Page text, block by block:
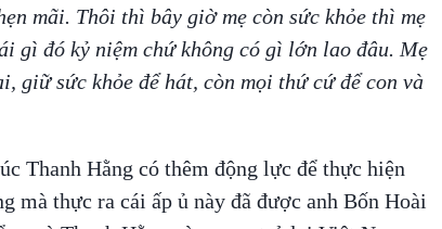
mãi. Thôi thì bây giờ mẹ còn sức khỏe thì mẹ
gì đó kỷ niệm chứ không có gì lớn lao đâu. Mẹ
giữ sức khỏe để hát, còn mọi thứ cứ để con và
Thanh Hằng có thêm động lực để thực hiện
mà thực ra cái ấp ủ này đã được anh Bốn Hoài